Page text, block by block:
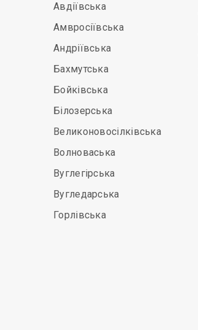
Авдіївська
Амвросіївська
Андріївська
Бахмутська
Бойківська
Білозерська
Великоновосілківська
Волноваська
Вуглегірська
Вугледарська
Горлівська